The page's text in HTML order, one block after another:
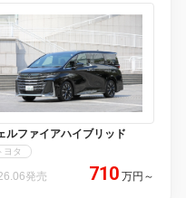
ルファイアハイブリッド
ヨタ
発売 710 万円 ～